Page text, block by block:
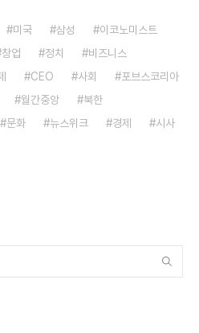
미국 삼성
이코노미스트
창업 정치
비즈니스
CEO 사회
포브스코리아
월간중앙
북한
문화 뉴스위크 경제
시사